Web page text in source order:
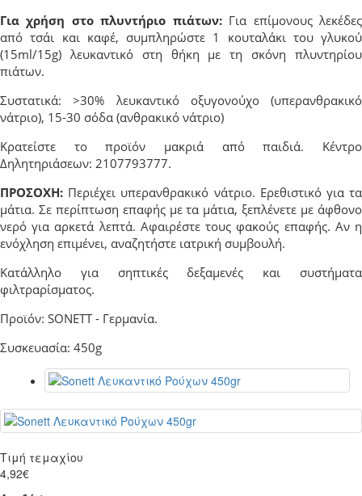
Για χρήση στο πλυντήριο πιάτων:Για επίμονους λεκέδες
από τσάι και καφέ, συμπληρώστε 1 κουταλάκι του γλυκού
(15ml/15g) λευκαντικό στη θήκη με τη σκόνη πλυντηρίου
πιάτων.
Συστατικά: >30% λευκαντικό οξυγονούχο (υπερανθρακικό
νάτριο), 15-30 σόδα (ανθρακικό νάτριο)
Κρατείστε το προϊόν μακριά από παιδιά. Κέντρο
Δηλητηριάσεων: 2107793777.
ΠΡΟΣΟΧΗ: Περιέχει υπερανθρακικό νάτριο. Ερεθιστικό για τα
μάτια. Σε περίπτωση επαφής με τα μάτια, ξεπλένετε με άφθονο
νερό για αρκετά λεπτά. Αφαιρέστε τους φακούς επαφής. Αν η
ενόχληση επιμένει, αναζητήστε ιατρική συμβουλή.
Κατάλληλο για σηπτικές δεξαμενές και συστήματα
φιλτραρίσματος.
Προϊόν: SONETT - Γερμανία.
Συσκευασία: 450g
Τιμή τεμαχίου
4,92€